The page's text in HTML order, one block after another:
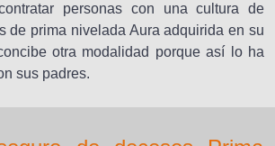
personas con una cultura de
de prima nivelada Aura adquirida en su
otra modalidad porque así lo ha
sus padres.